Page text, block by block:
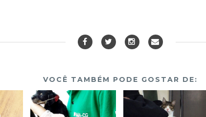
VOCÊ TAMBÉM PODE GOSTAR DE: